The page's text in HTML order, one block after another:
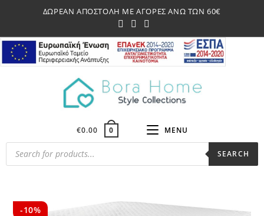
ΔΩΡΕΑΝ ΑΠΟΣΤΟΛΗ ΜΕ ΑΓΟΡΕΣ ΑΝΩ ΤΩΝ 60€
€0.00 0 MENU
Products
search
SEARCH
-10%